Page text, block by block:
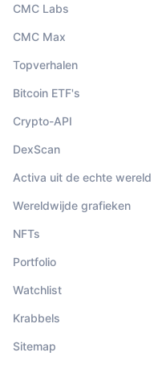
CMC Labs
CMC Max
Topverhalen
Bitcoin ETF's
Crypto-API
DexScan
Activa uit de echte wereld
Wereldwijde grafieken
NFTs
Portfolio
Watchlist
Krabbels
Sitemap